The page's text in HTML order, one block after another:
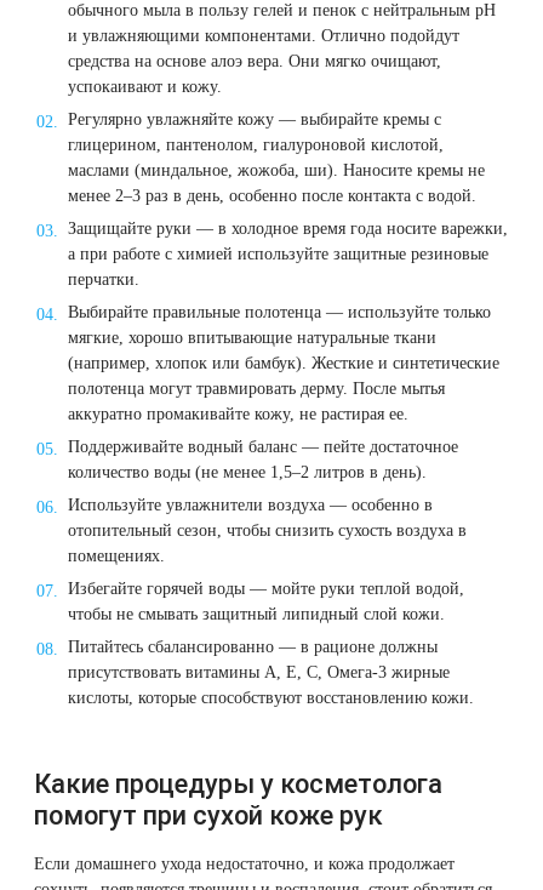
обычного мыла в пользу гелей и пенок с нейтральным pH
и увлажняющими компонентами. Отлично подойдут
средства на основе алоэ вера. Они мягко очищают,
успокаивают и кожу.
Регулярно увлажняйте кожу — выбирайте кремы с
глицерином, пантенолом, гиалуроновой кислотой,
маслами (миндальное, жожоба, ши). Наносите кремы не
менее 2–3 раз в день, особенно после контакта с водой.
Защищайте руки — в холодное время года носите варежки,
а при работе с химией используйте защитные резиновые
перчатки.
Выбирайте правильные полотенца — используйте только
мягкие, хорошо впитывающие натуральные ткани
(например, хлопок или бамбук). Жесткие и синтетические
полотенца могут травмировать дерму. После мытья
аккуратно промакивайте кожу, не растирая ее.
Поддерживайте водный баланс — пейте достаточное
количество воды (не менее 1,5–2 литров в день).
Используйте увлажнители воздуха — особенно в
отопительный сезон, чтобы снизить сухость воздуха в
помещениях.
Избегайте горячей воды — мойте руки теплой водой,
чтобы не смывать защитный липидный слой кожи.
Питайтесь сбалансированно — в рационе должны
присутствовать витамины А, Е, С, Омега-3 жирные
кислоты, которые способствуют восстановлению кожи.
Какие процедуры у косметолога
помогут при сухой коже рук
Если домашнего ухода недостаточно, и кожа продолжает